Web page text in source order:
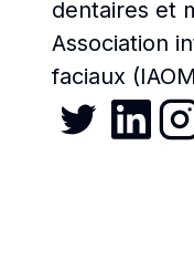
dentaires et
Association
faciaux